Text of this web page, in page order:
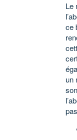
Le
ce
un